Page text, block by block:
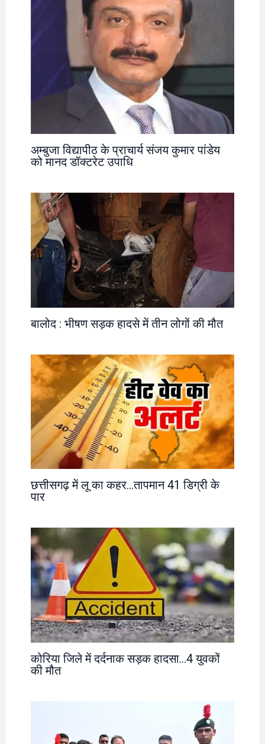
अम्बुजा विद्यापीठ के प्राचार्य संजय कुमार पांडेय
को मानद डॉक्टरेट उपाधि
बालोद : भीषण सड़क हादसे में तीन लोगों की मौत
छत्तीसगढ़ में लू का कहर…तापमान 41 डिग्री के
पार
कोरिया जिले में दर्दनाक सड़क हादसा…4 युवकों
की मौत